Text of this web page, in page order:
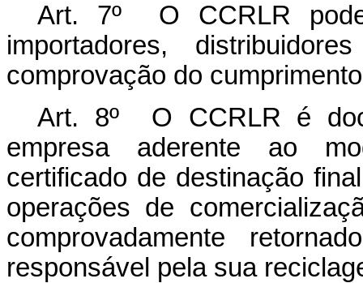
Art. 7º O CCRLR
importadores,
comprovação do
Art. 8º O CCRLR é
empresa aderente ao
certificado de destinação
operações de
comprovadamente
responsável pela sua